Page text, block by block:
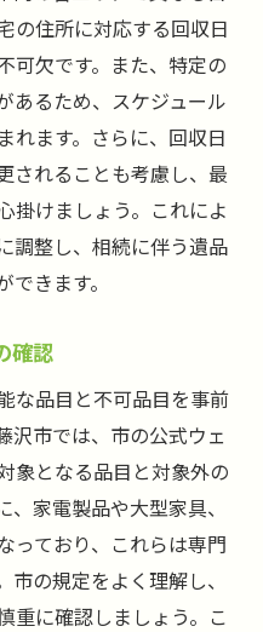
の住所に対応する回収日
可欠です。また、特定の
あるため、スケジュール
れます。さらに、回収日
されることも考慮し、最
掛けましょう。これによ
調整し、相続に伴う遺品
きます。
確認
な品目と不可品目を事前
沢市では、市の公式ウェ
象となる品目と対象外の
家電製品や大型家具、
っており、これらは専門
の規定をよく理解し、
重に確認しましょう。こ